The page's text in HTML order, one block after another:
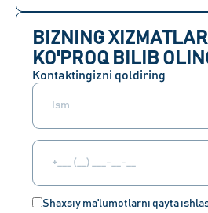
BIZNING
KO'PROQ BILIB
Kontaktingizni qoldiring
Shaxsiy ma'lumotlarni qayta